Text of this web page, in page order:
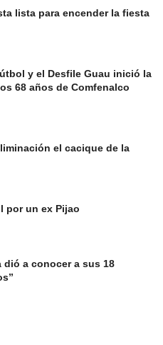
lista para encender la fiesta
y el Desfile Guau inició la
68 años de Comfenalco
el cacique de la
por un ex Pijao
dió a conocer a sus 18